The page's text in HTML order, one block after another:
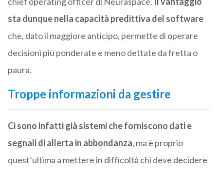
sta dunque nella capacità predittiva del software
che, dato il maggiore anticipo, permette di operare
decisioni più ponderate e meno dettate da fretta o
paura.
Troppe informazioni da gestire
Ci sono infatti già sistemi che forniscono dati e
segnali di allerta in abbondanza, ma è proprio
quest’ultima a mettere in difficoltà chi deve decidere